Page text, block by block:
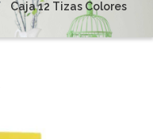
Caja 12 Tizas Colores